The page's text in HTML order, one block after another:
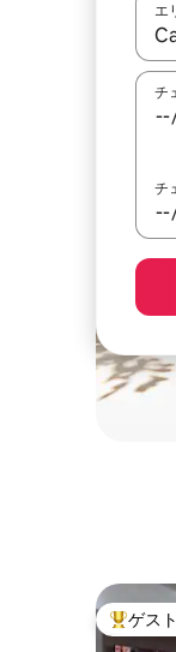
エ
検
チ
チ
大好評
ゲス